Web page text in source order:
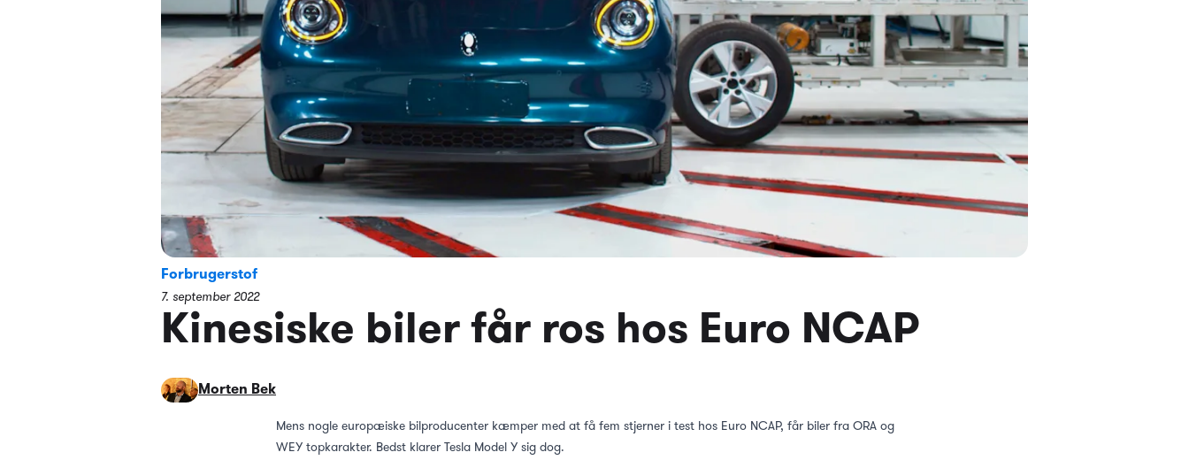
Forbrugerstof
7. september 2022
Kinesiske biler får ros hos Euro NCAP
Morten Bek
Mens nogle europæiske bilproducenter kæmper med at få fem stjerner i test hos Euro NCAP, får biler fra ORA og
WEY topkarakter. Bedst klarer Tesla Model Y sig dog.